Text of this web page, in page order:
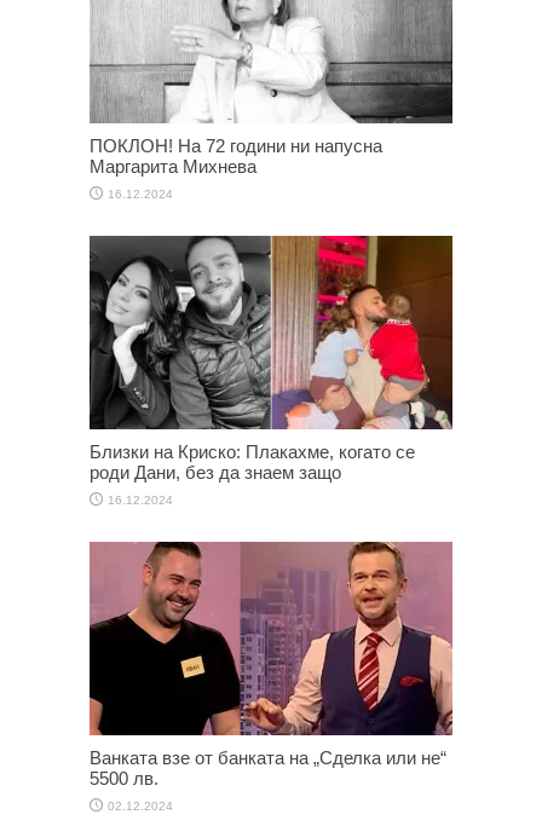
ПОКЛОН! На 72 години ни напусна
Маргарита Михнева
16.12.2024
Близки на Криско: Плакахме, когато се
роди Дани, без да знаем защо
16.12.2024
Ванката взе от банката на „Сделка или не“
5500 лв.
02.12.2024